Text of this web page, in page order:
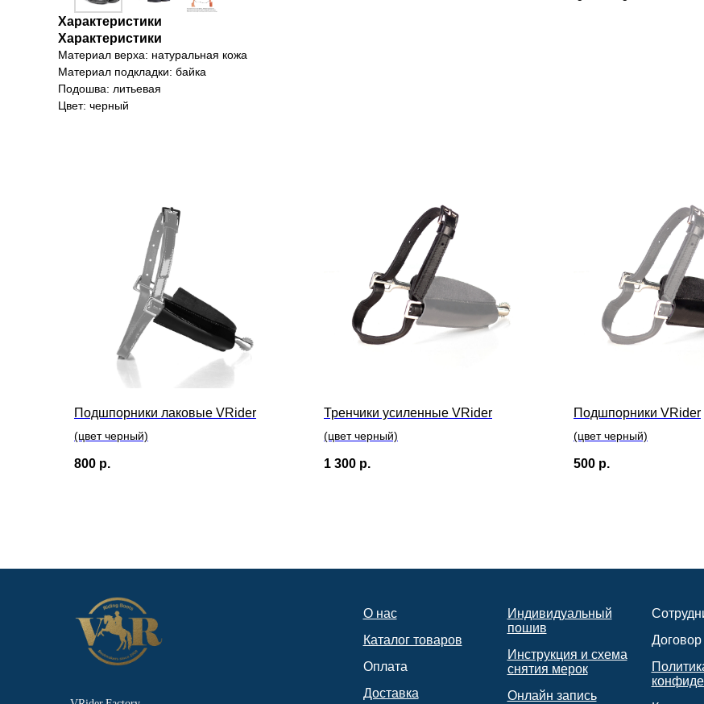
Характеристики
Характеристики
Материал верха: натуральная кожа
Материал подкладки: байка
Подошва: литьевая
Цвет: черный
Подшпорники лаковые VRider
(цвет черный)
800 р.
Тренчики усиленные VRider
(цвет черный)
1 300 р.
Подшпорники VRider
(цвет черный)
500 р.
О нас
Каталог товаров
Оплата
Доставка
Индивидуальный
пошив
Инструкция и схема
снятия мерок
Онлайн запись